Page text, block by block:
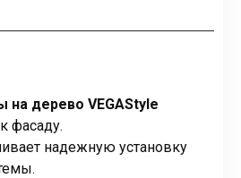
на дерево VEGAStyle
фасаду.
надежную установку